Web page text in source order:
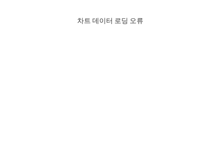
차트 데이터 로딩 오류